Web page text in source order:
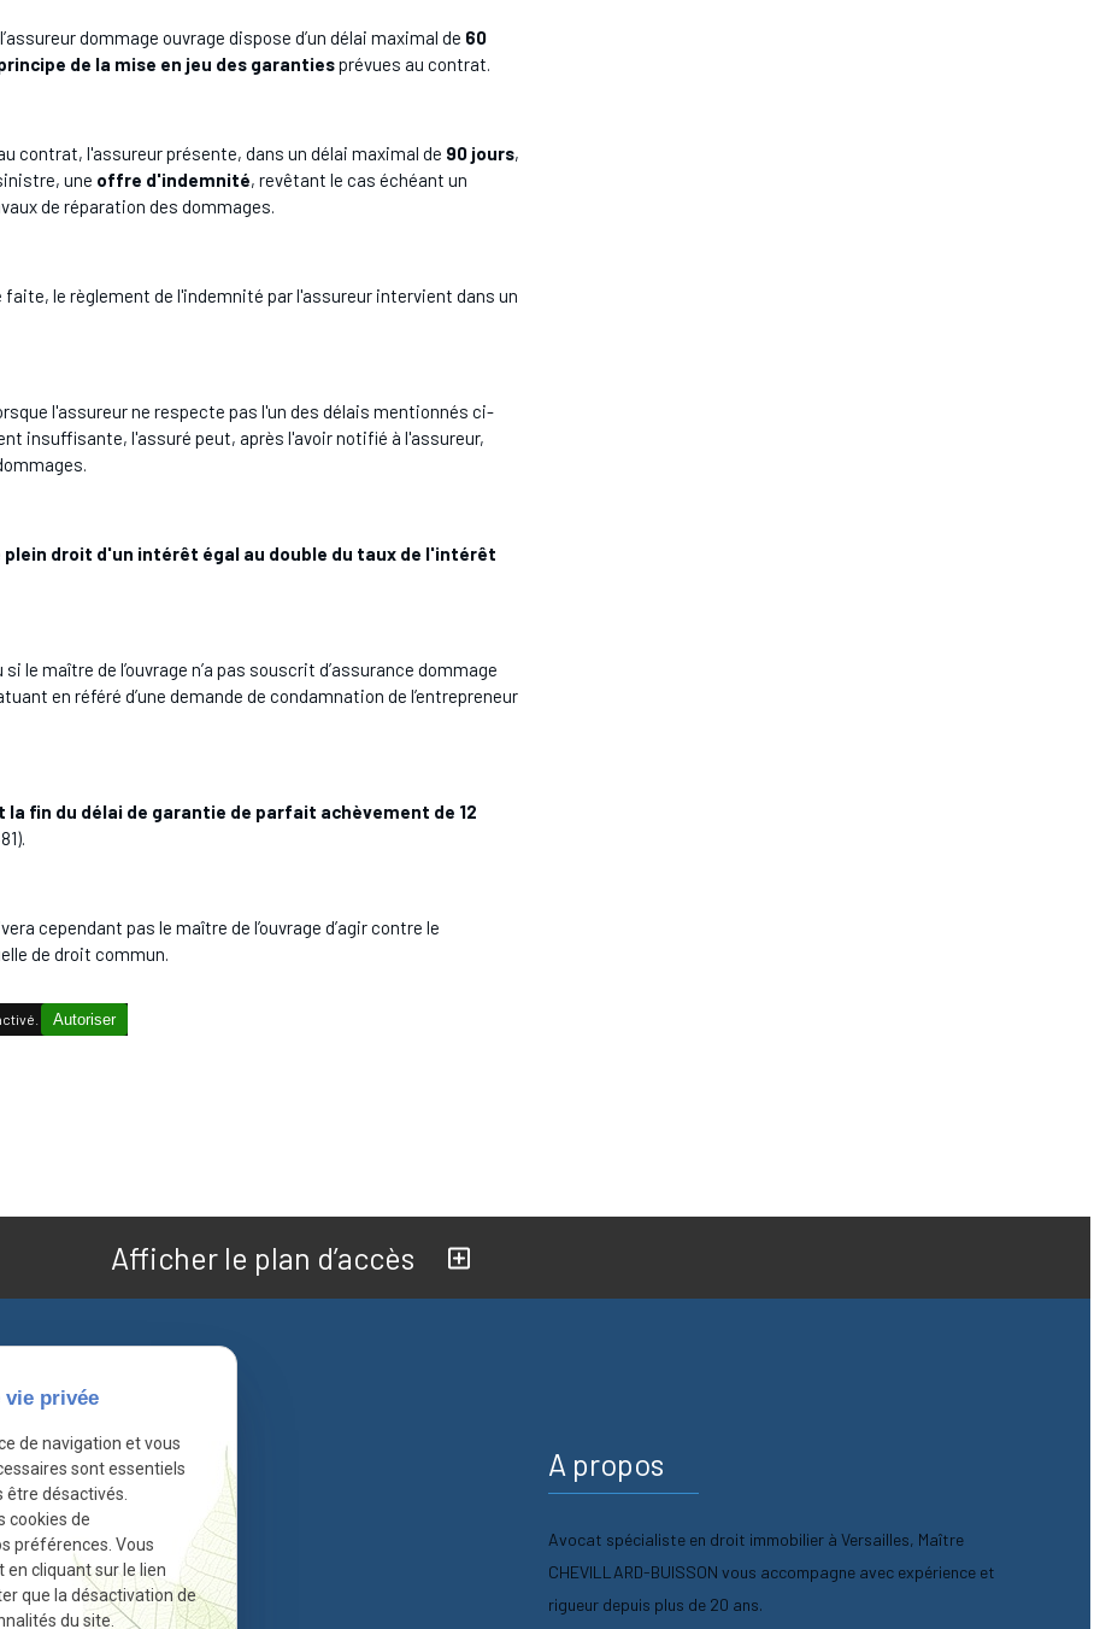
dommage ouvrage dispose d’un délai maximal de 60
de la mise en jeu des garantiesprévues au contrat.
contrat, l'assureur présente, dans un délai maximal de 90 jours,
une offre d'indemnité, revêtant le cas échéant un
de réparation des dommages.
le règlement de l'indemnité par l'assureur intervient dans un
l'assureur ne respecte pas l'un des délais mentionnés ci-
insuffisante, l'assuré peut, après l'avoir notifié à l'assureur,
plein droit d'un intérêt égal au double du taux de l'intérêt
le maître de l’ouvrage n’a pas souscrit d’assurance dommage
en référé d’une demande de condamnation de l’entrepreneur
la fin du délai de garantie de parfait achèvement de 12
cependant pas le maître de l’ouvrage d’agir contre le
de droit commun.
Autoriser
Afficher le plan d’accès
Accueil
Actualités
A propos
Avocat spécialiste en droit immobilier à Versailles, Maître
CHEVILLARD-BUISSON vous accompagne avec expérience et
rigueur depuis plus de 20 ans.
vie privée
de navigation et vous
sont essentiels
être désactivés.
cookies de
préférences. Vous
cliquant sur le lien
que la désactivation de
du site.